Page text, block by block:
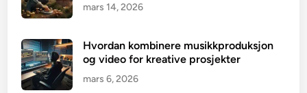
mars 14, 2026
Hvordan kombinere musikkproduksjon
og video for kreative prosjekter
mars 6, 2026